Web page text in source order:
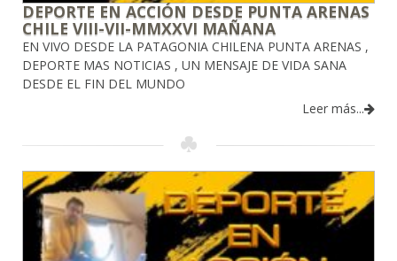
DEPORTE EN ACCIÓN DESDE PUNTA ARENAS
CHILE VIII-VII-MMXXVI MAÑANA
EN VIVO DESDE LA PATAGONIA CHILENA PUNTA ARENAS ,
DEPORTE MAS NOTICIAS , UN MENSAJE DE VIDA SANA
DESDE EL FIN DEL MUNDO
Leer más...